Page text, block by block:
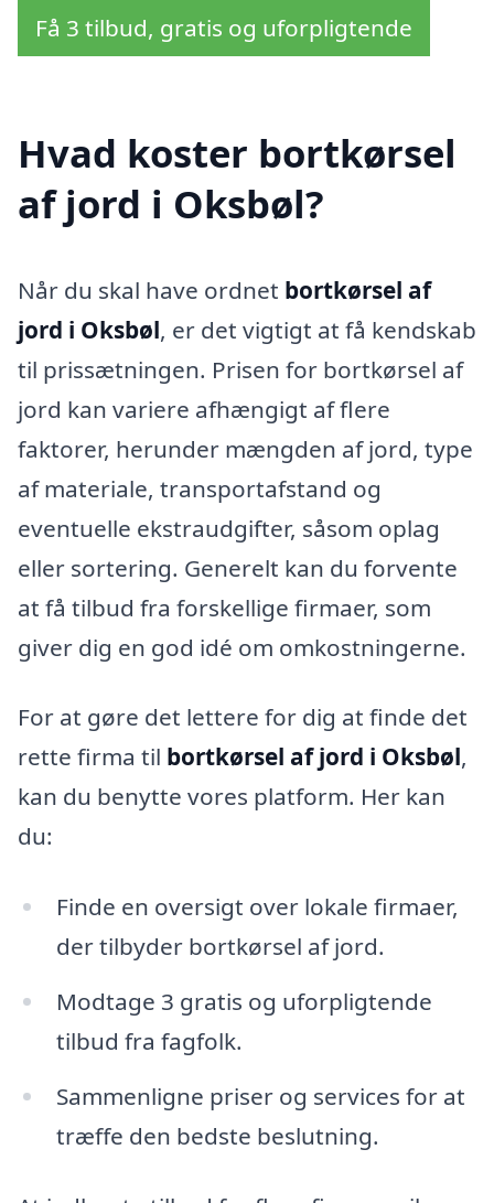
Få 3 tilbud, gratis og uforpligtende
Hvad koster bortkørsel
af jord i Oksbøl?
Når du skal have ordnet bortkørsel af
jord i Oksbøl, er det vigtigt at få kendskab
til prissætningen. Prisen for bortkørsel af
jord kan variere afhængigt af flere
faktorer, herunder mængden af jord, type
af materiale, transportafstand og
eventuelle ekstraudgifter, såsom oplag
eller sortering. Generelt kan du forvente
at få tilbud fra forskellige firmaer, som
giver dig en god idé om omkostningerne.
For at gøre det lettere for dig at finde det
rette firma til bortkørsel af jord i Oksbøl,
kan du benytte vores platform. Her kan
du:
Finde en oversigt over lokale firmaer,
der tilbyder bortkørsel af jord.
Modtage 3 gratis og uforpligtende
tilbud fra fagfolk.
Sammenligne priser og services for at
træffe den bedste beslutning.